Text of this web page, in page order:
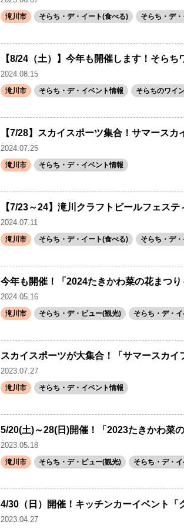
滝川市 そらち・デ・イート(食べる) そらち・デ
【8/24（土）】今年も開催します！そら
2024.08.15
滝川市 そらち・デ・イベント情報 そらちのワイ
【7/28】スカイスポーツ集合！サマースカ
2024.07.25
滝川市 そらち・デ・イベント情報
【7/23～24】滝川クラフトビールフェス
2024.07.11
滝川市 そらち・デ・イート(食べる) そらち・デ
今年も開催！「2024たきかわ菜の花まつり
2024.05.16
滝川市 そらち・デ・ビュー(観光) そらち・デ・
スカイスポーツが大集合！「サマースカイ
2023.07.27
滝川市 そらち・デ・イベント情報
5/20(土)～28(日)開催！「2023たきかわ菜
2023.05.18
滝川市 そらち・デ・ビュー(観光) そらち・デ・
4/30（日）開催！キッチンカーイベント「
2023.04.27